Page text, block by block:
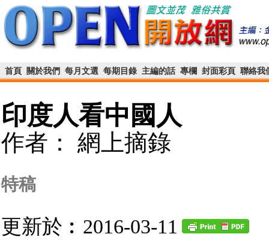
首頁 關於我們 每月文選 每期目錄 主編的話 專欄 封面彩頁 聯絡我
印度人看中國人
作者： 網上摘錄
特稿
更新於︰2016-03-11